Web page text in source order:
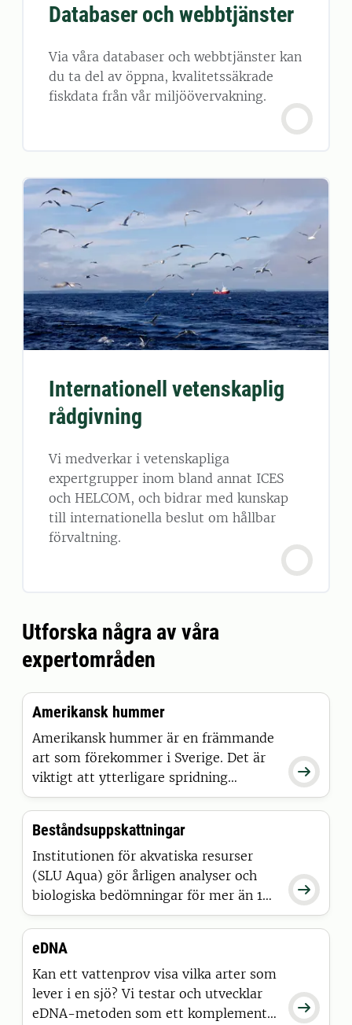
Databaser och webbtjänster
Via våra databaser och webbtjänster kan
du ta del av öppna, kvalitetssäkrade
fiskdata från vår miljöövervakning.
Internationell vetenskaplig
rådgivning
Vi medverkar i vetenskapliga
expertgrupper inom bland annat ICES
och HELCOM, och bidrar med kunskap
till internationella beslut om hållbar
förvaltning.
Utforska några av våra
expertområden

Amerikansk hummer
Amerikansk hummer är en främmande
art som förekommer i Sverige. Det är
viktigt att ytterligare spridning
förhindras, och alla misstänkta fynd
Havsfiskelaboratoriet vid SLU.

Beståndsuppskattningar
Institutionen för akvatiska resurser
(SLU Aqua) gör årligen analyser och
biologiska bedömningar för mer än 100
arter och bestånd av fisk och skaldjur.
underlag inom både nationell och
internationell fiskförvaltning.

eDNA
Kan ett vattenprov visa vilka arter som
lever i en sjö? Vi testar och utvecklar
eDNA-metoden som ett komplement